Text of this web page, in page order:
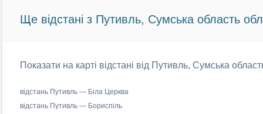
Ще відстані з Путивль, Сумська область
Показати на карті відстані від Путивль, Сумська
відстань Путивль — Біла Церква
відстань Путивль — Бориспіль